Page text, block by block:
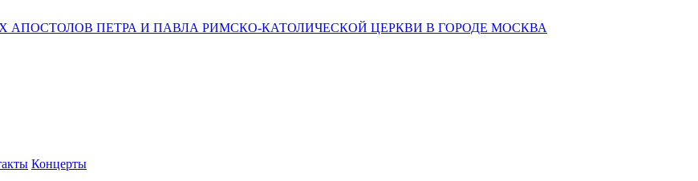
АПОСТОЛОВ ПЕТРА И ПАВЛА РИМСКО-КАТОЛИЧЕСКОЙ ЦЕРКВИ В ГОРОДЕ МОСКВА
Концерты